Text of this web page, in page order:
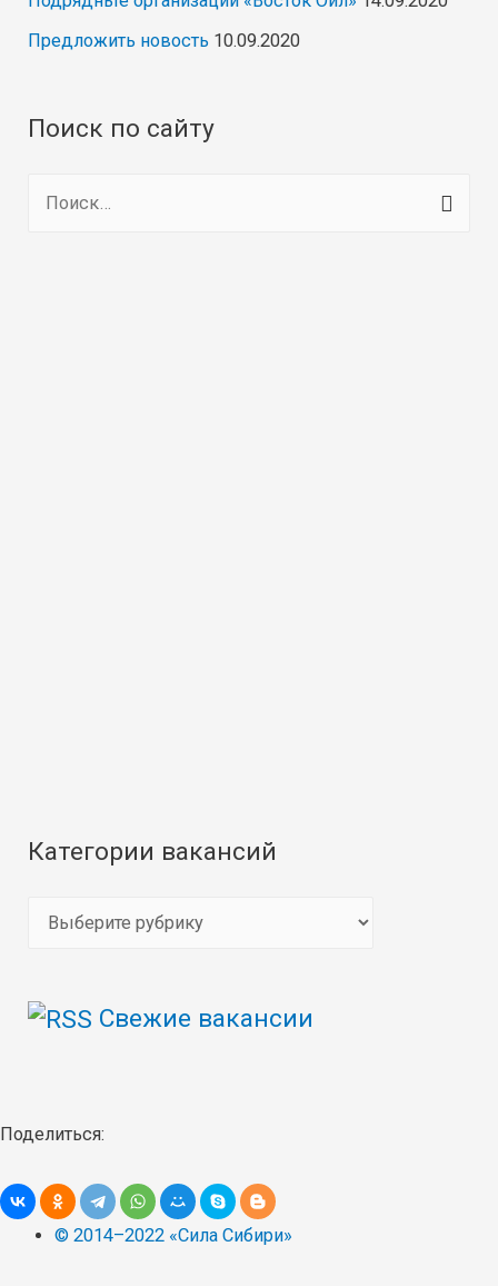
Предложить новость 10.09.2020
Поиск по сайту
Категории вакансий
е
р
и
в
Свежие вакансии
Поделиться:
© 2014–2022 «Сила Сибири»